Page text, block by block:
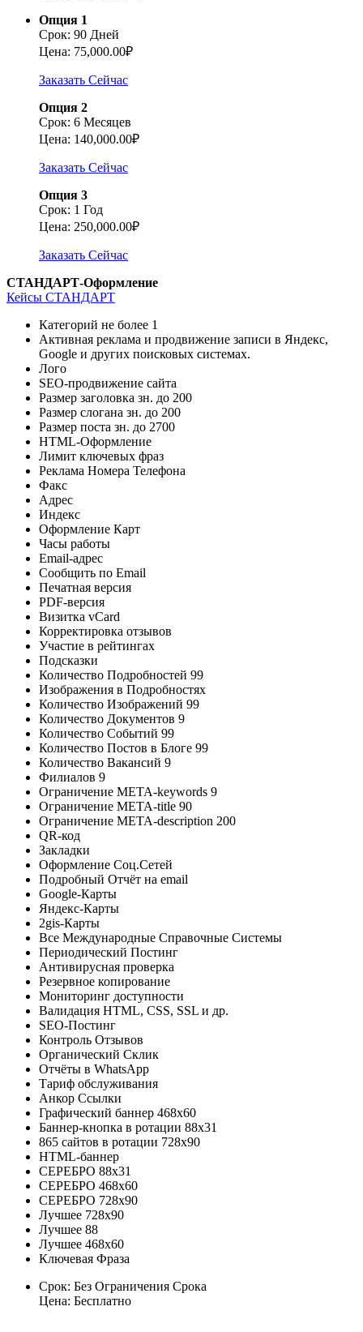
Опция 1
Срок: 90 Дней
Цена: 75,000.00₽
Заказать Сейчас
Опция 2
Срок: 6 Месяцев
Цена: 140,000.00₽
Заказать Сейчас
Опция 3
Срок: 1 Год
Цена: 250,000.00₽
Заказать Сейчас
СТАНДАРТ-Оформление
Кейсы СТАНДАРТ
Категорий не более 1
Активная реклама и продвижение записи в Яндекс,
Google и других поисковых системах.
Лого
SEO-продвижение сайта
Размер заголовка зн. до 200
Размер слогана зн. до 200
Размер поста зн. до 2700
HTML-Оформление
Лимит ключевых фраз
Реклама Номера Телефона
Факс
Адрес
Индекс
Оформление Карт
Часы работы
Email-адрес
Сообщить по Email
Печатная версия
PDF-версия
Визитка vCard
Корректировка отзывов
Участие в рейтингах
Подсказки
Количество Подробностей 99
Изображения в Подробностях
Количество Изображений 99
Количество Документов 9
Количество Событий 99
Количество Постов в Блоге 99
Количество Вакансий 9
Филиалов 9
Ограничение META-keywords 9
Ограничение META-title 90
Ограничение META-description 200
QR-код
Закладки
Оформление Соц.Сетей
Подробный Отчёт на email
Google-Карты
Яндекс-Карты
2gis-Карты
Все Международные Справочные Системы
Периодический Постинг
Антивирусная проверка
Резервное копирование
Мониторинг доступности
Валидация HTML, CSS, SSL и др.
SEO-Постинг
Контроль Отзывов
Органический Склик
Отчёты в WhatsApp
Тариф обслуживания
Анкор Ссылки
Графический баннер 468x60
Баннер-кнопка в ротации 88х31
865 сайтов в ротации 728х90
HTML-баннер
СЕРЕБРО 88х31
СЕРЕБРО 468х60
СЕРЕБРО 728х90
Лучшее 728х90
Лучшее 88
Лучшее 468х60
Ключевая Фраза
Срок: Без Ограничения Срока
Цена: Бесплатно